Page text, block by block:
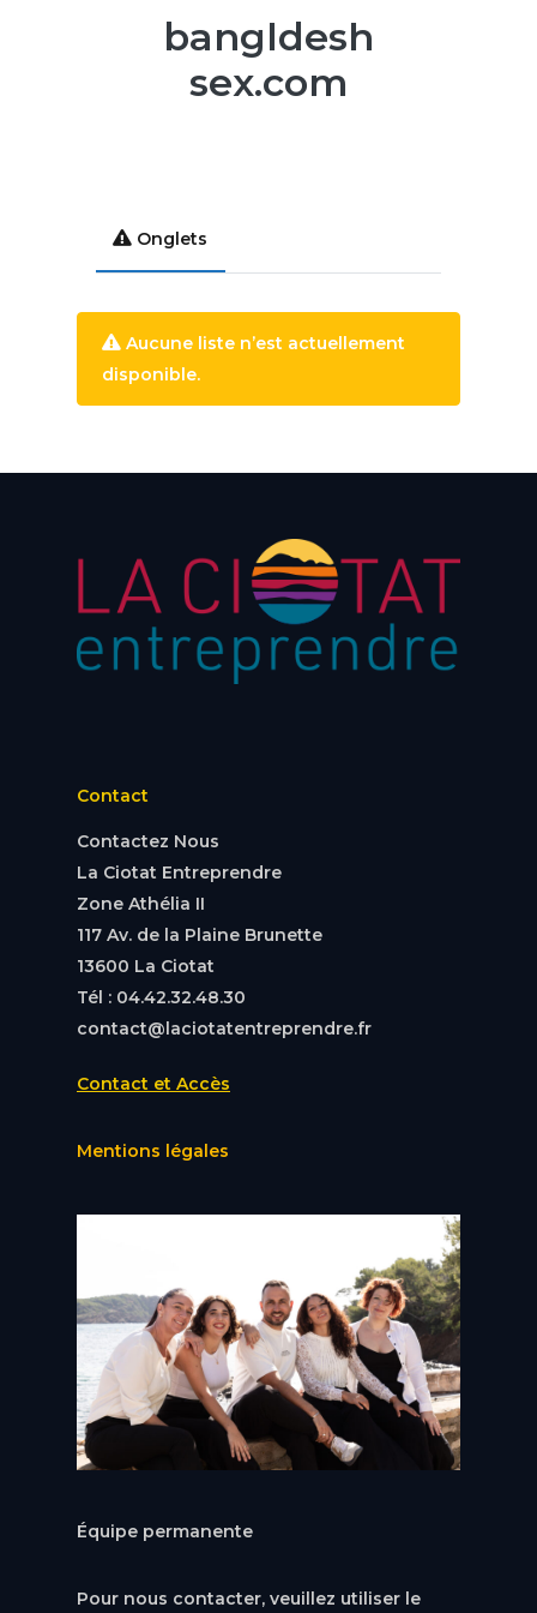
bangldesh
sex.com
Onglets
Aucune liste n’est actuellement
disponible.
Contact
Contactez Nous
La Ciotat Entreprendre
Zone Athélia II
117 Av. de la Plaine Brunette
13600 La Ciotat
Tél : 04.42.32.48.30
contact@laciotatentreprendre.fr
Contact et Accès
Mentions légales
Équipe permanente
Pour nous contacter, veuillez utiliser le